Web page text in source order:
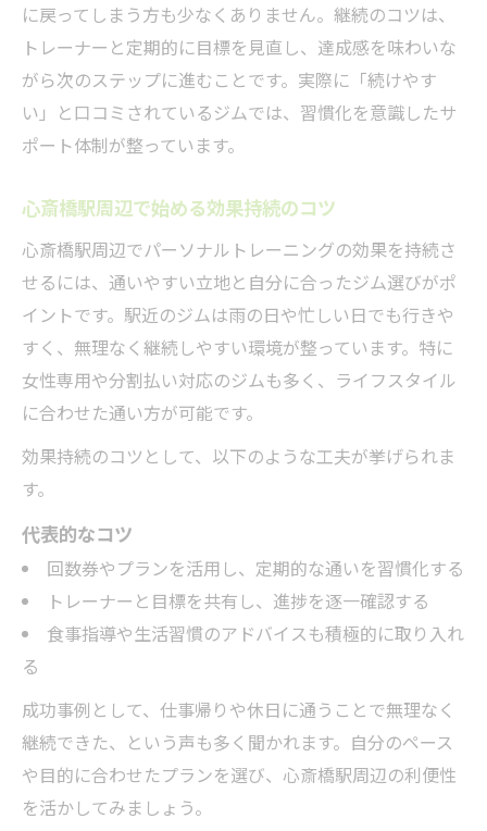
心斎橋駅で身につく日常習慣の重要性
効果持続を意識したパーソナルトレーニン
グ活用法
リバウンド防止には日々の習慣が鍵となる
策
心斎橋駅近のパーソナルトレーニングで続
けやすさ実感
通いやすさがパーソナルトレーニングの継
続を後押し
ジムライフを無理なく楽しむパーソナルト
心斎橋駅の利便性が続ける習慣を支える理
由
に戻ってしまう方も少なくありません。継続のコツは、
トレーナーと定期的に目標を見直し、達成感を味わいな
がら次のステップに進むことです。実際に「続けやす
い」と口コミされているジムでは、習慣化を意識したサ
ポート体制が整っています。
心斎橋駅周辺で始める効果持続のコツ
心斎橋駅周辺でパーソナルトレーニングの効果を持続さ
せるには、通いやすい立地と自分に合ったジム選びがポ
イントです。駅近のジムは雨の日や忙しい日でも行きや
すく、無理なく継続しやすい環境が整っています。特に
女性専用や分割払い対応のジムも多く、ライフスタイル
に合わせた通い方が可能です。
効果持続のコツとして、以下のような工夫が挙げられま
す。
代表的なコツ
回数券やプランを活用し、定期的な通いを習慣化する
トレーナーと目標を共有し、進捗を逐一確認する
食事指導や生活習慣のアドバイスも積極的に取り入れ
る
成功事例として、仕事帰りや休日に通うことで無理なく
継続できた、という声も多く聞かれます。自分のペース
や目的に合わせたプランを選び、心斎橋駅周辺の利便性
を活かしてみましょう。